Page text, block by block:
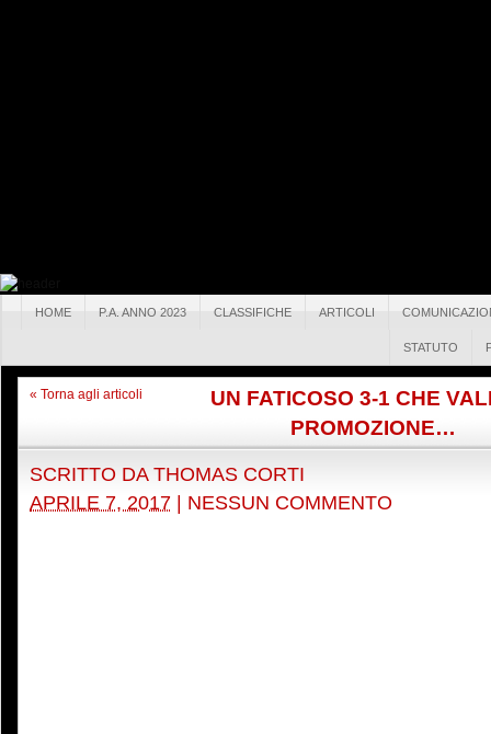
HOME P.A. ANNO 2023 CLASSIFICHE ARTICOLI
STATUTO
« Torna agli articoli
UN FATICOSO 3-1 CHE
PROMOZIONE…
SCRITTO DA THOMAS CORTI
APRILE 7, 2017
NESSUN COMMENTO